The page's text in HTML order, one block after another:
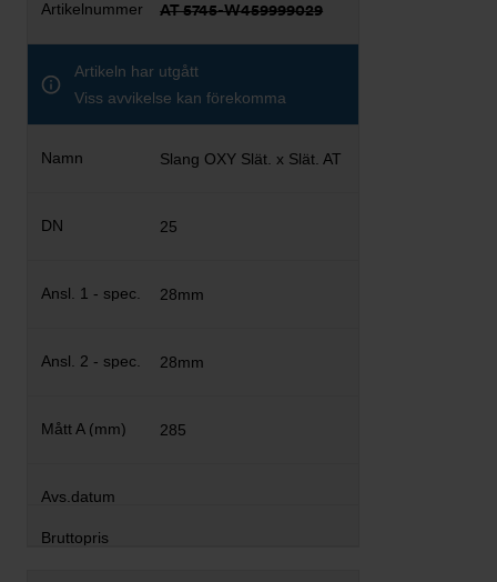
AT 5745-W459999029
Artikeln har utgått
Viss avvikelse kan förekomma
Slang OXY Slät. x Slät. AT
25
28mm
28mm
285